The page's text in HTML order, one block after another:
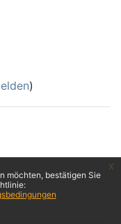
möchten, bestätigen Sie
x
)